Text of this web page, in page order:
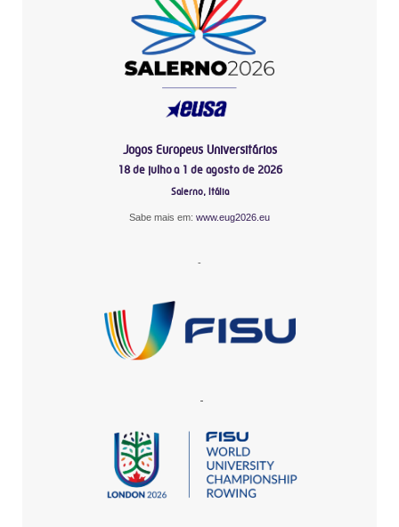
Jogos Europeus Universitários
18 de julho a 1 de agosto de 2026
Salerno, Itália
Sabe mais em: www.eug2026.eu
-
-